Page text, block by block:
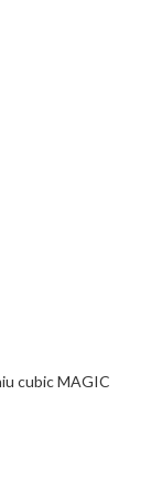
cubic MAGIC